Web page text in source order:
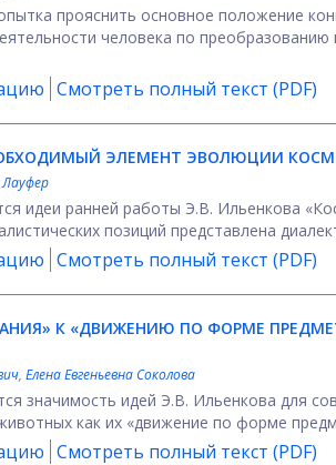
прояснить основное положение
человека по
Смотреть полный текст (PDF)
ЭЛЕМЕНТ ЭВОЛЮЦИИ
идеи ранней работы Э.В. Ильенкова
позиций представлена
Смотреть полный текст (PDF)
К «ДВИЖЕНИЮ ПО ФОРМЕ
, Елена Евгеньевна Соколова
значимость идей Э.В. Ильенкова для
как их «движение по форме
Смотреть полный текст (PDF)